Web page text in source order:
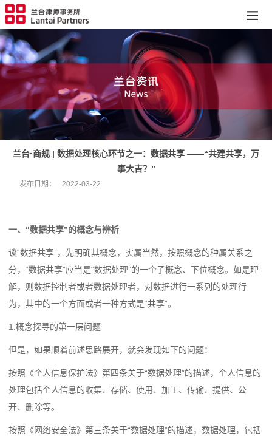
兰台·商规 | 数据处理核心环节之一：数据共享 ——“共建共享，万
事大吉？”
发布日期： 2022-03-22
一、“数据共享”的概念与辨析
谈“数据共享”，先明确其概念，实属当然，按照概念的种属关系之
分，“数据共享”应当是“数据处理”的一个子概念、下位概念。如是理
解，则数据控制者或者数据处理者，对数据进行一系列的处理行
为，其中的一个方面或者一种方式是“共享”。
1.概念探寻的第一层问题
但是，如果顺着前述思路展开，就会发现如下的问题：
按照《个人信息保护法》第四条关于“数据处理”的描述，个人信息的
处理包括个人信息的收集、存储、使用、加工、传输、提供、公
开、删除等。
按照《网络安全法》第三条关于“数据处理”的描述，数据处理，包括